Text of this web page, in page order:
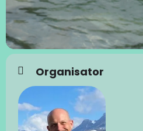
Organisator